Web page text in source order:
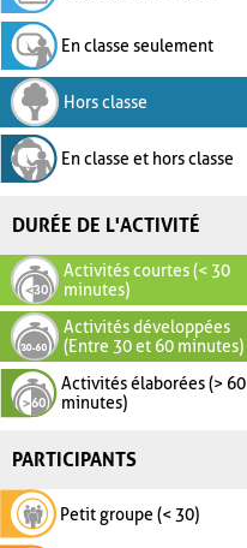
En classe seulement
Hors classe
En classe et hors classe
DURÉE DE L'ACTIVITÉ
Activités courtes (< 30
minutes)
Activités développées
(Entre 30 et 60 minutes)
Activités élaborées (> 60
minutes)
PARTICIPANTS
Petit groupe (< 30)